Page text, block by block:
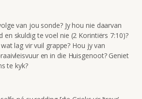
van jou sonde? Jy hou nie daarvan
skuldig te voel nie (2 Korintiërs 7:10)?
lag vir vuil grappe? Hou jy van
en in die Huisgenoot? Geniet
te kyk?